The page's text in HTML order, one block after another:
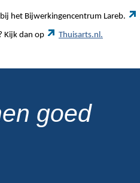
het Bijwerkingencentrum Lareb.
Kijk dan op Thuisarts.nl.
goed